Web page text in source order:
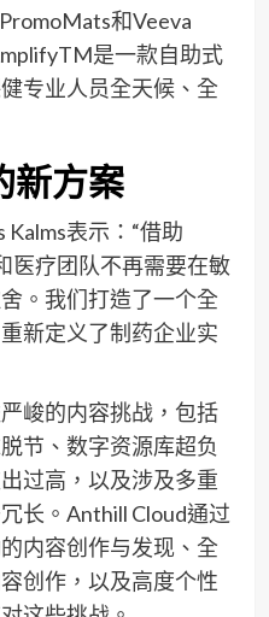
和Veeva
是一款自助式
专业人员全天候、全
新方案
表示：“借助
医疗团队不再需要在敏
。我们打造了一个全
新定义了制药企业实
峻的内容挑战，包括
节、数字资源库超负
过高，以及涉及多重
长。Anthill Cloud通过
内容创作与发现、全
创作，以及高度个性